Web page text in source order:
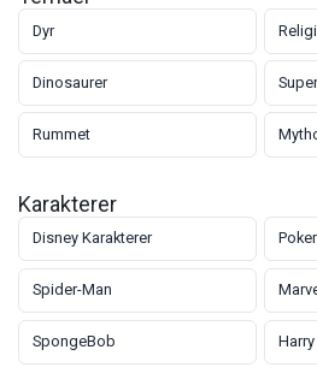
Dyr
Dinosaurer
Rummet
Karakterer
Disney Karakterer
Spider-Man
SpongeBob